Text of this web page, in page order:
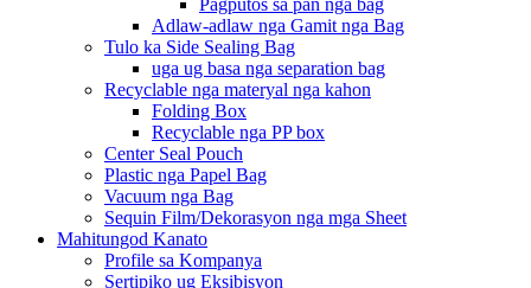
Pagputos sa pan nga bag
Adlaw-adlaw nga Gamit nga Bag
Tulo ka Side Sealing Bag
uga ug basa nga separation bag
Recyclable nga materyal nga kahon
Folding Box
Recyclable nga PP box
Center Seal Pouch
Plastic nga Papel Bag
Vacuum nga Bag
Sequin Film/Dekorasyon nga mga Sheet
Mahitungod Kanato
Profile sa Kompanya
Sertipiko ug Eksibisyon